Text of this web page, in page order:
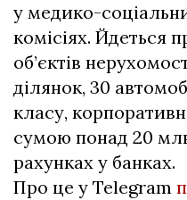
у медико-
комісіях. Йдеться
об’єктів
ділянок, 30
класу,
сумою понад 20
рахунках у банках.
Про це у Telegram